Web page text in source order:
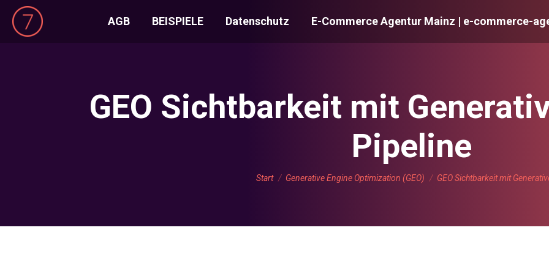
AGB BEISPIELE Datenschutz E-Commerce Agentur Mainz | e-commerce-
GEO Sichtbarkeit mit
Pipeline
Sie befinden sich hier:
Start Generative Engine Optimization (GEO) GEO Sichtbarkeit mit